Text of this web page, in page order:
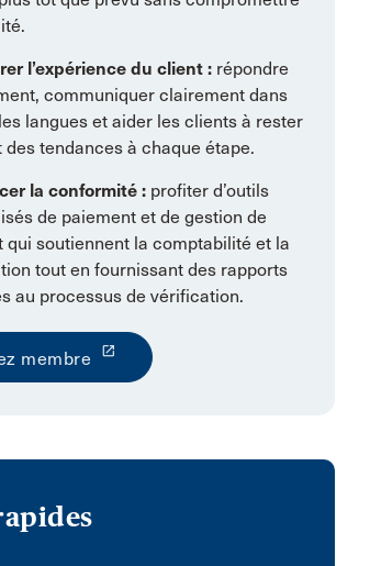
l’expérience du client : répondre
communiquer clairement dans
langues et aider les clients à rester
des tendances à chaque étape.
la conformité : profiter d’outils
de paiement et de gestion de
qui soutiennent la comptabilité et la
tout en fournissant des rapports
au processus de vérification.
membre launch